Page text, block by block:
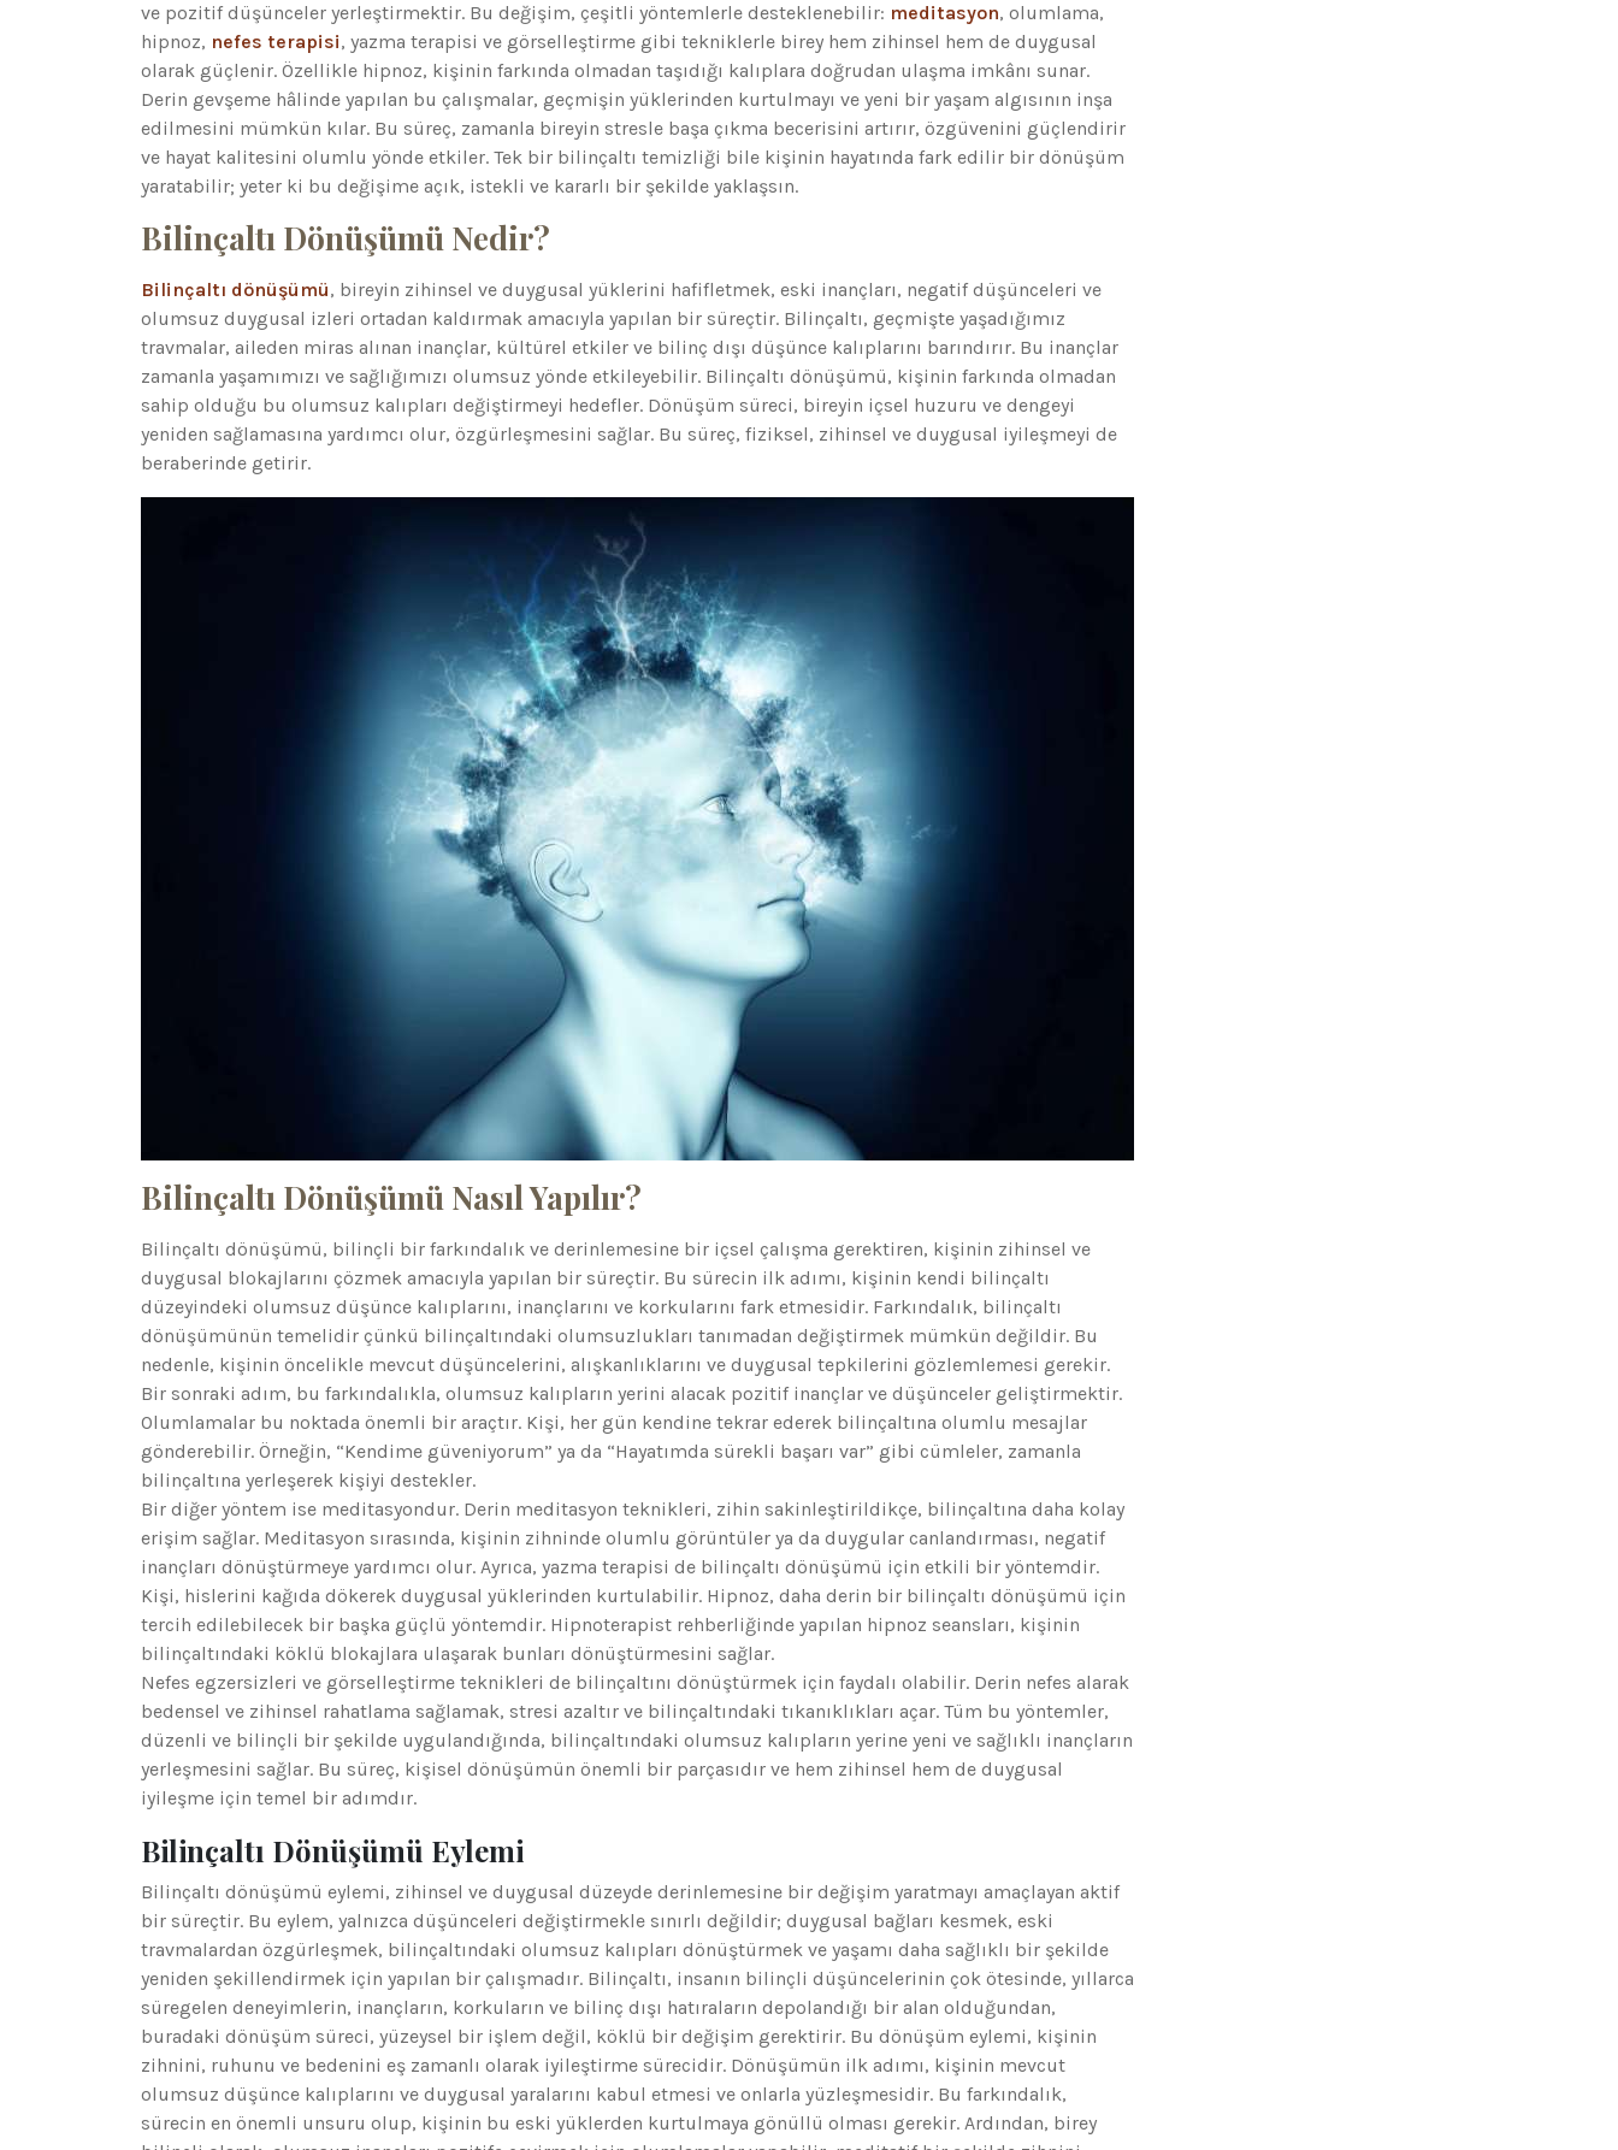
ve pozitif düşünceler yerleştirmektir. Bu değişim, çeşitli yöntemlerle desteklenebilir: meditasyon, olumlama,
hipnoz, nefes terapisi, yazma terapisi ve görselleştirme gibi tekniklerle birey hem zihinsel hem de duygusal
olarak güçlenir. Özellikle hipnoz, kişinin farkında olmadan taşıdığı kalıplara doğrudan ulaşma imkânı sunar.
Derin gevşeme hâlinde yapılan bu çalışmalar, geçmişin yüklerinden kurtulmayı ve yeni bir yaşam algısının inşa
edilmesini mümkün kılar. Bu süreç, zamanla bireyin stresle başa çıkma becerisini artırır, özgüvenini güçlendirir
ve hayat kalitesini olumlu yönde etkiler. Tek bir bilinçaltı temizliği bile kişinin hayatında fark edilir bir dönüşüm
yaratabilir; yeter ki bu değişime açık, istekli ve kararlı bir şekilde yaklaşsın.
Bilinçaltı Dönüşümü Nedir?
Bilinçaltı dönüşümü, bireyin zihinsel ve duygusal yüklerini hafifletmek, eski inançları, negatif düşünceleri ve
olumsuz duygusal izleri ortadan kaldırmak amacıyla yapılan bir süreçtir. Bilinçaltı, geçmişte yaşadığımız
travmalar, aileden miras alınan inançlar, kültürel etkiler ve bilinç dışı düşünce kalıplarını barındırır. Bu inançlar
zamanla yaşamımızı ve sağlığımızı olumsuz yönde etkileyebilir. Bilinçaltı dönüşümü, kişinin farkında olmadan
sahip olduğu bu olumsuz kalıpları değiştirmeyi hedefler. Dönüşüm süreci, bireyin içsel huzuru ve dengeyi
yeniden sağlamasına yardımcı olur, özgürleşmesini sağlar. Bu süreç, fiziksel, zihinsel ve duygusal iyileşmeyi de
beraberinde getirir.
Bilinçaltı Dönüşümü Nasıl Yapılır?
Bilinçaltı dönüşümü, bilinçli bir farkındalık ve derinlemesine bir içsel çalışma gerektiren, kişinin zihinsel ve
duygusal blokajlarını çözmek amacıyla yapılan bir süreçtir. Bu sürecin ilk adımı, kişinin kendi bilinçaltı
düzeyindeki olumsuz düşünce kalıplarını, inançlarını ve korkularını fark etmesidir. Farkındalık, bilinçaltı
dönüşümünün temelidir çünkü bilinçaltındaki olumsuzlukları tanımadan değiştirmek mümkün değildir. Bu
nedenle, kişinin öncelikle mevcut düşüncelerini, alışkanlıklarını ve duygusal tepkilerini gözlemlemesi gerekir.
Bir sonraki adım, bu farkındalıkla, olumsuz kalıpların yerini alacak pozitif inançlar ve düşünceler geliştirmektir.
Olumlamalar bu noktada önemli bir araçtır. Kişi, her gün kendine tekrar ederek bilinçaltına olumlu mesajlar
gönderebilir. Örneğin, “Kendime güveniyorum” ya da “Hayatımda sürekli başarı var” gibi cümleler, zamanla
bilinçaltına yerleşerek kişiyi destekler.
Bir diğer yöntem ise meditasyondur. Derin meditasyon teknikleri, zihin sakinleştirildikçe, bilinçaltına daha kolay
erişim sağlar. Meditasyon sırasında, kişinin zihninde olumlu görüntüler ya da duygular canlandırması, negatif
inançları dönüştürmeye yardımcı olur. Ayrıca, yazma terapisi de bilinçaltı dönüşümü için etkili bir yöntemdir.
Kişi, hislerini kağıda dökerek duygusal yüklerinden kurtulabilir. Hipnoz, daha derin bir bilinçaltı dönüşümü için
tercih edilebilecek bir başka güçlü yöntemdir. Hipnoterapist rehberliğinde yapılan hipnoz seansları, kişinin
bilinçaltındaki köklü blokajlara ulaşarak bunları dönüştürmesini sağlar.
Nefes egzersizleri ve görselleştirme teknikleri de bilinçaltını dönüştürmek için faydalı olabilir. Derin nefes alarak
bedensel ve zihinsel rahatlama sağlamak, stresi azaltır ve bilinçaltındaki tıkanıklıkları açar. Tüm bu yöntemler,
düzenli ve bilinçli bir şekilde uygulandığında, bilinçaltındaki olumsuz kalıpların yerine yeni ve sağlıklı inançların
yerleşmesini sağlar. Bu süreç, kişisel dönüşümün önemli bir parçasıdır ve hem zihinsel hem de duygusal
iyileşme için temel bir adımdır.
Bilinçaltı Dönüşümü Eylemi
Bilinçaltı dönüşümü eylemi, zihinsel ve duygusal düzeyde derinlemesine bir değişim yaratmayı amaçlayan aktif
bir süreçtir. Bu eylem, yalnızca düşünceleri değiştirmekle sınırlı değildir; duygusal bağları kesmek, eski
travmalardan özgürleşmek, bilinçaltındaki olumsuz kalıpları dönüştürmek ve yaşamı daha sağlıklı bir şekilde
yeniden şekillendirmek için yapılan bir çalışmadır. Bilinçaltı, insanın bilinçli düşüncelerinin çok ötesinde, yıllarca
süregelen deneyimlerin, inançların, korkuların ve bilinç dışı hatıraların depolandığı bir alan olduğundan,
buradaki dönüşüm süreci, yüzeysel bir işlem değil, köklü bir değişim gerektirir. Bu dönüşüm eylemi, kişinin
zihnini, ruhunu ve bedenini eş zamanlı olarak iyileştirme sürecidir. Dönüşümün ilk adımı, kişinin mevcut
olumsuz düşünce kalıplarını ve duygusal yaralarını kabul etmesi ve onlarla yüzleşmesidir. Bu farkındalık,
sürecin en önemli unsuru olup, kişinin bu eski yüklerden kurtulmaya gönüllü olması gerekir. Ardından, birey